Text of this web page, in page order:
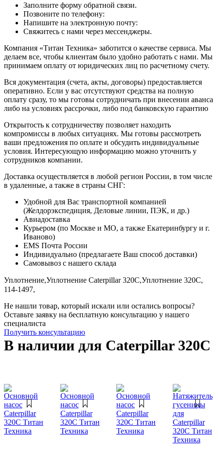
Заполните форму обратной связи.
Позвоните по телефону:
Напишите на электронную почту:
Свяжитесь с нами через мессенджеры.
Компания «Титан Техника» заботится о качестве сервиса. Мы
делаем все, чтобы клиентам было удобно работать с нами. Мы
принимаем оплату от юридических лиц по расчетному счету.
Вся документация (счета, акты, договоры) предоставляется
оперативно. Если у вас отсутствуют средства на полную
оплату сразу, то мы готовы сотрудничать при внесении аванса
либо на условиях рассрочки, либо под банковскую гарантию
Открытость к сотрудничеству позволяет находить
компромиссы в любых ситуациях. Мы готовы рассмотреть
ваши предложения по оплате и обсудить индивидуальные
условия. Интересующую информацию можно уточнить у
сотрудников компании.
Доставка осуществляется в любой регион России, в том числе
в удаленные, а также в страны СНГ:
Удобной для Вас транспортной компанией
(Желдорэкспедиция, Деловые линии, ПЭК, и др.)
Авиадоставка
Курьером (по Москве и МО, а также Екатеринбургу и г.
Иваново)
EMS Почта России
Индивидуально (предлагаете Ваш способ доставки)
Самовывоз с нашего склада
Уплотнение,Уплотнение Caterpillar 320C,Уплотнение 320C,
114-1497,
Не нашли товар, который искали или остались вопросы?
Оставьте заявку на бесплатную консультацию у нашего
специалиста
Получить консультацию
В наличии для Caterpillar 320C